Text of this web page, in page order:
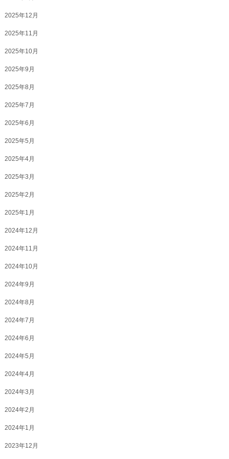
2025年12月
2025年11月
2025年10月
2025年9月
2025年8月
2025年7月
2025年6月
2025年5月
2025年4月
2025年3月
2025年2月
2025年1月
2024年12月
2024年11月
2024年10月
2024年9月
2024年8月
2024年7月
2024年6月
2024年5月
2024年4月
2024年3月
2024年2月
2024年1月
2023年12月